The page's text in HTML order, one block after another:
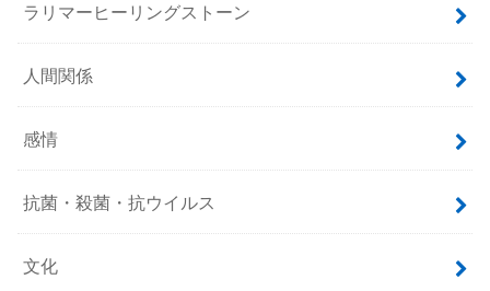
ラリマーヒーリングストーン
人間関係
感情
抗菌・殺菌・抗ウイルス
文化